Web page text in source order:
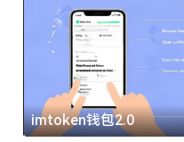
imtoken钱包2.0